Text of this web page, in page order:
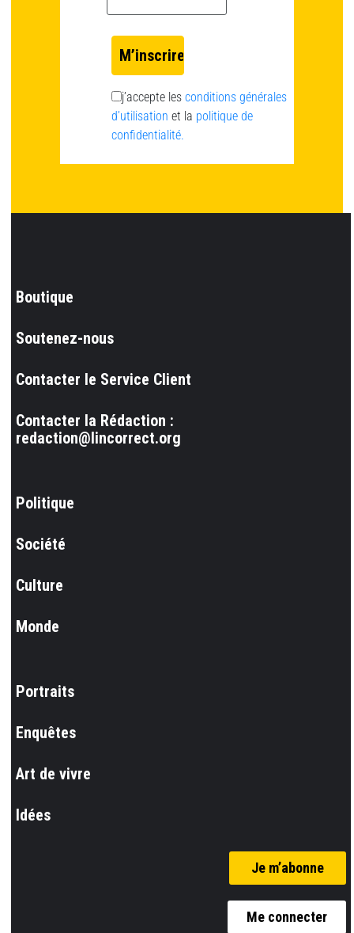
j’accepte les conditions générales
d’utilisation et la politique de
confidentialité.
Boutique
Soutenez-nous
Contacter le Service Client
Contacter la Rédaction :
redaction@lincorrect.org
Politique
Société
Culture
Monde
Portraits
Enquêtes
Art de vivre
Idées
Je m’abonne
Me connecter